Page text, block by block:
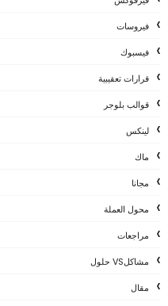
فيروسات
فيسبوك
قرارات تعقيبية
قوالب بلوجر
لينكس
ماك
مجانا
محول العملة
مراجعات
مشاكلVS حلول
مقال